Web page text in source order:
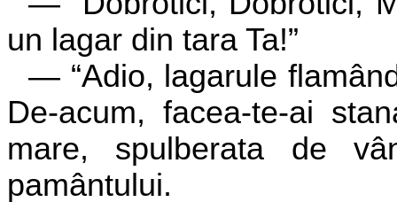
un lagar din tara Ta!”
— “Adio, lagarule
De-acum, facea-te-ai
mare, spulberata de
pamântului.